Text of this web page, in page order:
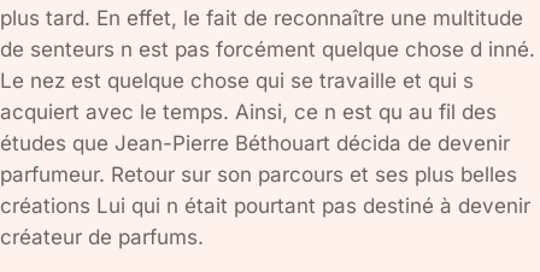
plus tard. En effet, le fait de reconnaître une multitude
de senteurs n est pas forcément quelque chose d inné.
Le nez est quelque chose qui se travaille et qui s
acquiert avec le temps. Ainsi, ce n est qu au fil des
études que Jean-Pierre Béthouart décida de devenir
parfumeur. Retour sur son parcours et ses plus belles
créations Lui qui n était pourtant pas destiné à devenir
créateur de parfums.